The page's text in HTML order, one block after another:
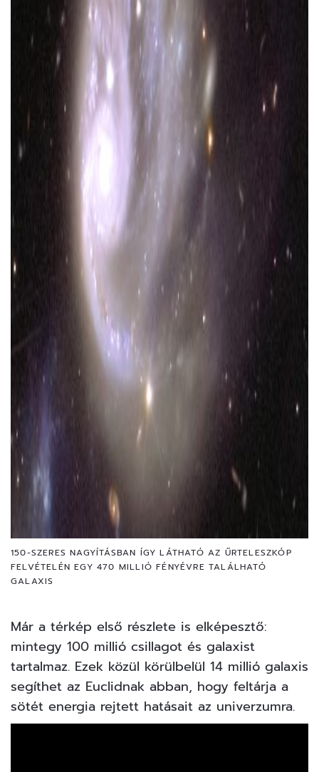
150-SZERES NAGYÍTÁSBAN ÍGY LÁTHATÓ AZ ŰRTELESZKÓP
FELVÉTELÉN EGY 470 MILLIÓ FÉNYÉVRE TALÁLHATÓ
GALAXIS
Már a térkép első részlete is elképesztő:
mintegy 100 millió csillagot és galaxist
tartalmaz. Ezek közül körülbelül 14 millió galaxis
segíthet az Euclidnak abban, hogy feltárja a
sötét energia rejtett hatásait az univerzumra.